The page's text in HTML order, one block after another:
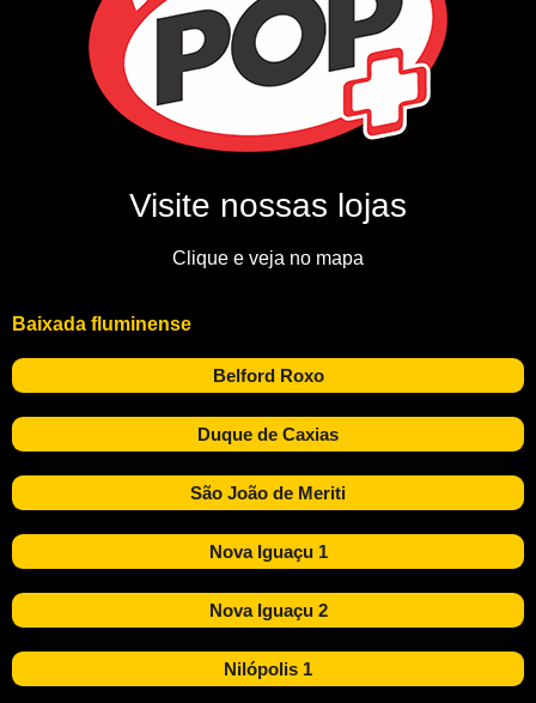
Visite nossas lojas
Clique e veja no mapa
Baixada fluminense
Belford Roxo
Duque de Caxias
São João de Meriti
Nova Iguaçu 1
Nova Iguaçu 2
Nilópolis 1